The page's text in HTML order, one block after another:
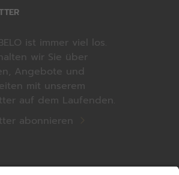
ist immer viel los.
wir Sie über
Angebote und
mit unserem
auf dem Laufenden.
abonnieren